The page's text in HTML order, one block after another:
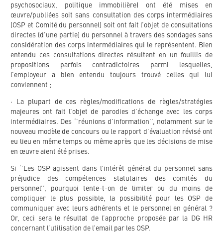
psychosociaux, politique immobilière) ont été mises en
œuvre/publiées soit sans consultation des corps intermédiaires
(OSP et Comité du personnel) soit ont fait l’objet de consultations
directes (d’une partie) du personnel à travers des sondages sans
considération des corps intermédiaires qui le représentent. Bien
entendu ces consultations directes résultent en un fouillis de
propositions parfois contradictoires parmi lesquelles,
l’employeur a bien entendu toujours trouvé celles qui lui
conviennent ;
· La plupart de ces règles/modifications de règles/stratégies
majeures ont fait l’objet de parodies d’échange avec les corps
intermédiaires. Des ‘’réunions d’information’’, notamment sur le
nouveau modèle de concours ou le rapport d’évaluation révisé ont
eu lieu en même temps ou même après que les décisions de mise
en œuvre aient été prises.
Si ‘’Les OSP agissent dans l’intérêt général du personnel sans
préjudice des compétences statutaires des comités du
personnel’’, pourquoi tente-t-on de limiter ou du moins de
compliquer le plus possible, la possibilité pour les OSP de
communiquer avec leurs adhérents et le personnel en général ?
Or, ceci sera le résultat de l’approche proposée par la DG HR
concernant l’utilisation de l’email par les OSP.